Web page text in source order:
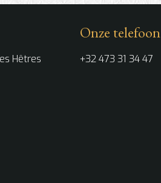
Hêtres
Onze telefoon
+32 473 31 34 47